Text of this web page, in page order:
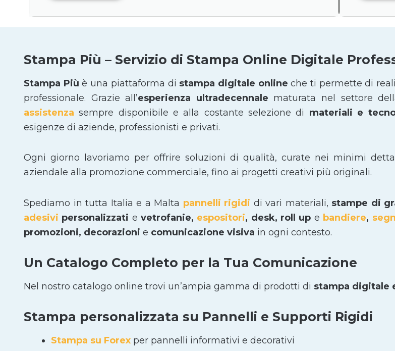
Stampa Più – Servizio di Stampa Online Digitale
Stampa Più è una piattaforma di stampa digitale online che ti permette di
professionale. Grazie all’esperienza ultradecennale maturata nel settore
assistenza sempre disponibile e alla costante selezione di materiali e
esigenze di aziende, professionisti e privati.
Ogni giorno lavoriamo per offrire soluzioni di qualità, curate nei minimi
aziendale alla promozione commerciale, fino ai progetti creativi più originali.
Spediamo in tutta Italia e a Malta pannelli rigidi di vari materiali, stampe di
adesivi personalizzati e vetrofanie, espositori, desk, roll up e bandiere,
promozioni, decorazioni e comunicazione visiva in ogni contesto.
Un Catalogo Completo per la Tua Comunicazione
Nel nostro catalogo online trovi un’ampia gamma di prodotti di stampa digitale
Stampa personalizzata su Pannelli e Supporti Rigidi
Stampa su Forex per pannelli informativi e decorativi